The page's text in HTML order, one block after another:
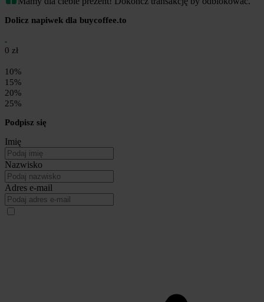
Dolicz napiwek dla buycoffee.to
0 zł
10%
15%
20%
25%
Podpisz się
Imię
Nazwisko
Adres e-mail